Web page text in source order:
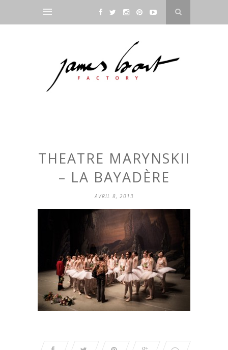
THEATRE MARYNSKII
– LA BAYADÈRE
AVRIL 8, 2013